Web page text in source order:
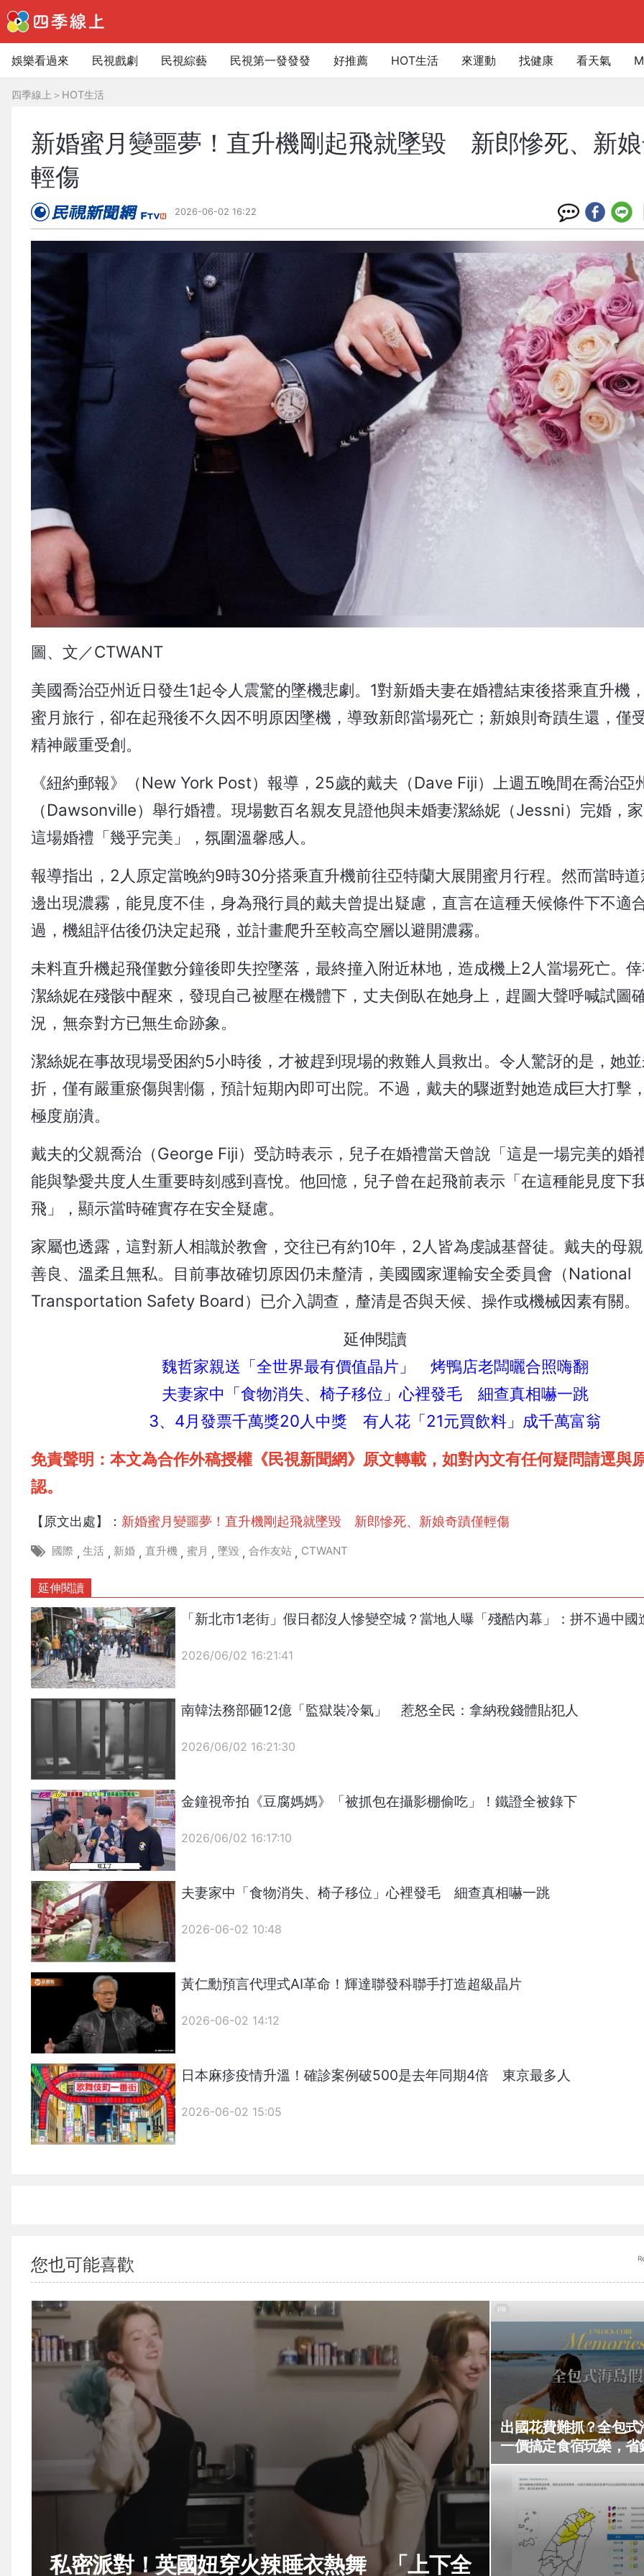
娛樂看過來 民視戲劇 民視綜藝 民視第一發發發 好推薦 HOT生活 來運動 找健康 看天氣
四季線上 ＞ HOT生活
新婚蜜月變噩夢！直升機剛起飛就墜毀 新郎慘死、新
輕傷
2026-06-02 16:22
圖、文／CTWANT
美國喬治亞州近日發生1起令人震驚的墜機悲劇。1對新婚夫妻在婚禮結束後搭乘直升機
蜜月旅行，卻在起飛後不久因不明原因墜機，導致新郎當場死亡；新娘則奇蹟生還，僅
精神嚴重受創。
《紐約郵報》（New York Post）報導，25歲的戴夫（Dave Fiji）上週五晚間在喬治亞
（Dawsonville）舉行婚禮。現場數百名親友見證他與未婚妻潔絲妮（Jessni）完婚，
這場婚禮「幾乎完美」，氛圍溫馨感人。
報導指出，2人原定當晚約9時30分搭乘直升機前往亞特蘭大展開蜜月行程。然而當時
邊出現濃霧，能見度不佳，身為飛行員的戴夫曾提出疑慮，直言在這種天候條件下不適
過，機組評估後仍決定起飛，並計畫爬升至較高空層以避開濃霧。
未料直升機起飛僅數分鐘後即失控墜落，最終撞入附近林地，造成機上2人當場死亡。
潔絲妮在殘骸中醒來，發現自己被壓在機體下，丈夫倒臥在她身上，趕圖大聲呼喊試圖
況，無奈對方已無生命跡象。
潔絲妮在事故現場受困約5小時後，才被趕到現場的救難人員救出。令人驚訝的是，她
折，僅有嚴重瘀傷與割傷，預計短期內即可出院。不過，戴夫的驟逝對她造成巨大打擊
極度崩潰。
戴夫的父親喬治（George Fiji）受訪時表示，兒子在婚禮當天曾說「這是一場完美的婚
能與摯愛共度人生重要時刻感到喜悅。他回憶，兒子曾在起飛前表示「在這種能見度下
飛」，顯示當時確實存在安全疑慮。
家屬也透露，這對新人相識於教會，交往已有約10年，2人皆為虔誠基督徒。戴夫的母
善良、溫柔且無私。目前事故確切原因仍未釐清，美國國家運輸安全委員會（National
Transportation Safety Board）已介入調查，釐清是否與天候、操作或機械因素有關。
延伸閱讀
魏哲家親送「全世界最有價值晶片」 烤鴨店老闆曬合照嗨翻
夫妻家中「食物消失、椅子移位」心裡發毛 細查真相嚇一跳
3、4月發票千萬獎20人中獎 有人花「21元買飲料」成千萬富翁
免責聲明：本文為合作外稿授權《民視新聞網》原文轉載，如對內文有任何疑問請逕與
認。
【原文出處】： 新婚蜜月變噩夢！直升機剛起飛就墜毀 新郎慘死、新娘奇蹟僅輕傷
國際 , 生活 , 新婚 , 直升機 , 蜜月 , 墜毀 , 合作友站 , CTWANT
延伸閱讀
{PLAYICON}
「新北市1老街」假日都沒人慘變空城？當地人曝「殘酷內幕」：拼不過中國
2026/06/02 16:21:41
{PLAYICON}
南韓法務部砸12億「監獄裝冷氣」 惹怒全民：拿納稅錢體貼犯人
2026/06/02 16:21:30
{PLAYICON}
金鐘視帝拍《豆腐媽媽》「被抓包在攝影棚偷吃」！鐵證全被錄下
2026/06/02 16:17:10
夫妻家中「食物消失、椅子移位」心裡發毛 細查真相嚇一跳
2026-06-02 10:48
黃仁勳預言代理式AI革命！輝達聯發科聯手打造超級晶片
2026-06-02 14:12
日本麻疹疫情升溫！確診案例破500是去年同期4倍 東京最多人
2026-06-02 15:05
您也可能喜歡
私密派對！英國妞穿火辣睡衣熱舞 「上下全
出國花費難抓？全包式
一價搞定食宿玩樂，省
PR